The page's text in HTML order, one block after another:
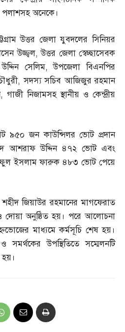
পলাশসহ অনেকে।
উত্তর জেলা যুবদলের সিনিয়র
উজ্জ্বল,উত্তর জেলা স্বেচ্ছাসেবক
সেলিম,উপজেলা বিএনপির
,সদস্য সচিব আজিজুর রহমান
, গাজী নিজামসহ স্থানীয় ও কেন্দ্রীয়
৯৫০ জন কাউন্সিলর ভোট প্রদান
আশরাফ উদ্দিন ৪৭২ ভোট এবং
ইসলাম ফারুক ৪৮৩ ভোট পেয়ে
শহীদ জিয়াউর রহমানের মাগফেরাত
অনুষ্ঠিত হয়। পরে আলোচনা
মাধ্যমে কর্মসূচি শেষ হয়।
উপস্থিতিতে সম্মেলনটি